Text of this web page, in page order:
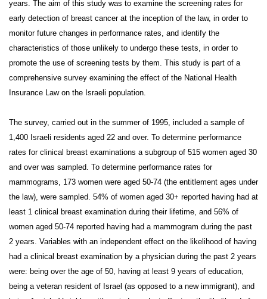
years. The aim of this study was to examine the screening rates for
early detection of breast cancer at the inception of the law, in order to
monitor future changes in performance rates, and identify the
characteristics of those unlikely to undergo these tests, in order to
promote the use of screening tests by them. This study is part of a
comprehensive survey examining the effect of the National Health
Insurance Law on the Israeli population.
The survey, carried out in the summer of 1995, included a sample of
1,400 Israeli residents aged 22 and over. To determine performance
rates for clinical breast examinations a subgroup of 515 women aged 30
and over was sampled. To determine performance rates for
mammograms, 173 women were aged 50-74 (the entitlement ages under
the law), were sampled. 54% of women aged 30+ reported having had at
least 1 clinical breast examination during their lifetime, and 56% of
women aged 50-74 reported having had a mammogram during the past
2 years. Variables with an independent effect on the likelihood of having
had a clinical breast examination by a physician during the past 2 years
were: being over the age of 50, having at least 9 years of education,
being a veteran resident of Israel (as opposed to a new immigrant), and